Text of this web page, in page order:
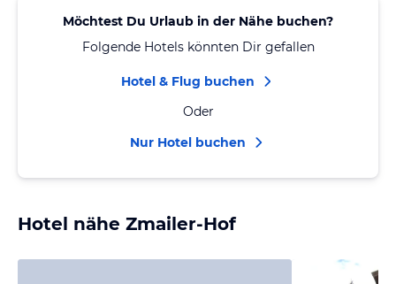
Möchtest Du Urlaub in der Nähe buchen?
Folgende Hotels könnten Dir gefallen
Hotel & Flug buchen
Oder
Nur Hotel buchen
Hotel nähe Zmailer-Hof